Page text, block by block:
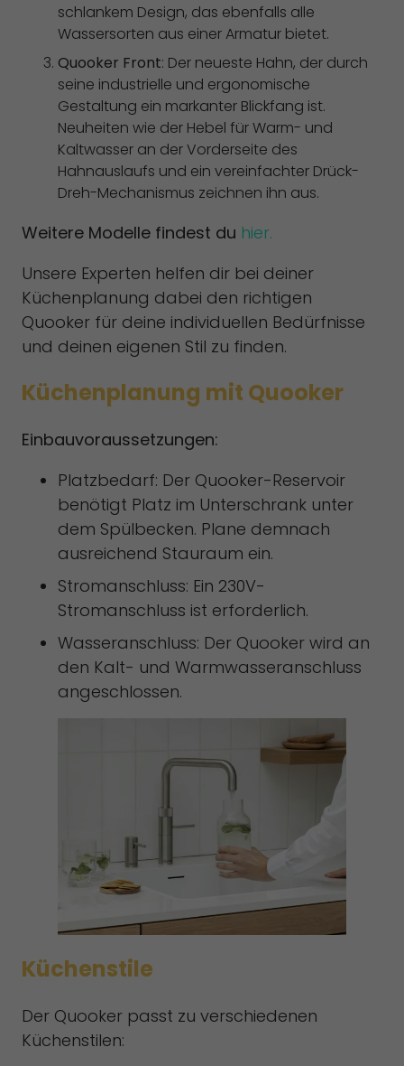
schlankem Design, das ebenfalls alle
Wassersorten aus einer Armatur bietet.
Quooker Front: Der neueste Hahn, der durch
seine industrielle und ergonomische
Gestaltung ein markanter Blickfang ist.
Neuheiten wie der Hebel für Warm- und
Kaltwasser an der Vorderseite des
Hahnauslaufs und ein vereinfachter Drück-
Dreh-Mechanismus zeichnen ihn aus.
Weitere Modelle findest du hier.
Unsere Experten helfen dir bei deiner
Küchenplanung dabei den richtigen
Quooker für deine individuellen Bedürfnisse
und deinen eigenen Stil zu finden.
Küchenplanung mit Quooker
Einbauvoraussetzungen:
Platzbedarf: Der Quooker-Reservoir
benötigt Platz im Unterschrank unter
dem Spülbecken. Plane demnach
ausreichend Stauraum ein.
Stromanschluss: Ein 230V-
Stromanschluss ist erforderlich.
Wasseranschluss: Der Quooker wird an
den Kalt- und Warmwasseranschluss
angeschlossen.
Küchenstile
Der Quooker passt zu verschiedenen
Küchenstilen: